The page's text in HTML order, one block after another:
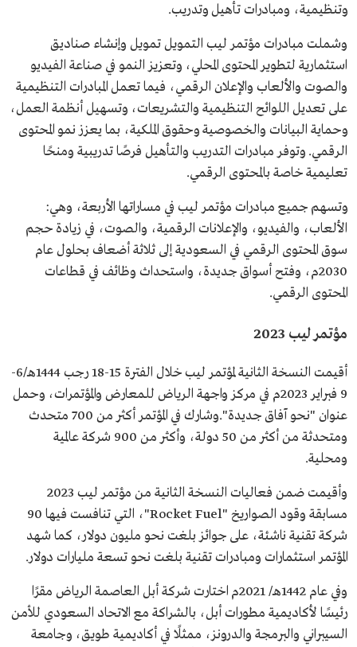
وتنظيمية، ومبادرات تأهيل وتدريب.
وشملت مبادرات مؤتمر ليب التمويل تمويل وإنشاء صناديق
استثمارية لتطوير المحتوى المحلي، وتعزيز النمو في صناعة الفيديو
والصوت والألعاب والإعلان الرقمي، فيما تعمل المبادرات التنظيمية
على تعديل اللوائح التنظيمية والتشريعات، وتسهيل أنظمة العمل،
وحماية البيانات والخصوصية وحقوق الملكية، بما يعزز نمو المحتوى
الرقمي. وتوفر مبادرات التدريب والتأهيل فرصًا تدريبية ومنحًا
تعليمية خاصة بالمحتوى الرقمي.
وتسهم جميع مبادرات مؤتمر ليب في مساراتها الأربعة، وهي:
الألعاب، والفيديو، والإعلانات الرقمية، والصوت، في زيادة حجم
سوق المحتوى الرقمي في السعودية إلى ثلاثة أضعاف بحلول عام
2030م، وفتح أسواق جديدة، واستحداث وظائف في قطاعات
المحتوى الرقمي.
مؤتمر ليب 2023
أقيمت النسخة الثانية لمؤتمر ليب خلال الفترة 15-18 رجب 1444هـ/6-
9 فبراير 2023م في مركز واجهة الرياض للمعارض والمؤتمرات، وحمل
عنوان "نحو آفاق جديدة".وشارك في المؤتمر أكثر من 700 متحدث
ومتحدثة من أكثر من 50 دولة، وأكثر من 900 شركة عالمية
ومحلية.
وأقيمت ضمن فعاليات النسخة الثانية من مؤتمر ليب 2023
مسابقة وقود الصواريخ "Rocket Fuel"، التي تنافست فيها 90
شركة تقنية ناشئة، على جوائز بلغت نحو مليون دولار، كما شهد
المؤتمر استثمارات ومبادرات تقنية بلغت نحو تسعة مليارات دولار.
وفي عام 1442هـ/ 2021م اختارت شركة أبل العاصمة الرياض مقرًا
رئيسًا لأكاديمية مطورات أبل، بالشراكة مع الاتحاد السعودي للأمن
السيبراني والبرمجة والدرونز، ممثلًا في أكاديمية طويق، وجامعة